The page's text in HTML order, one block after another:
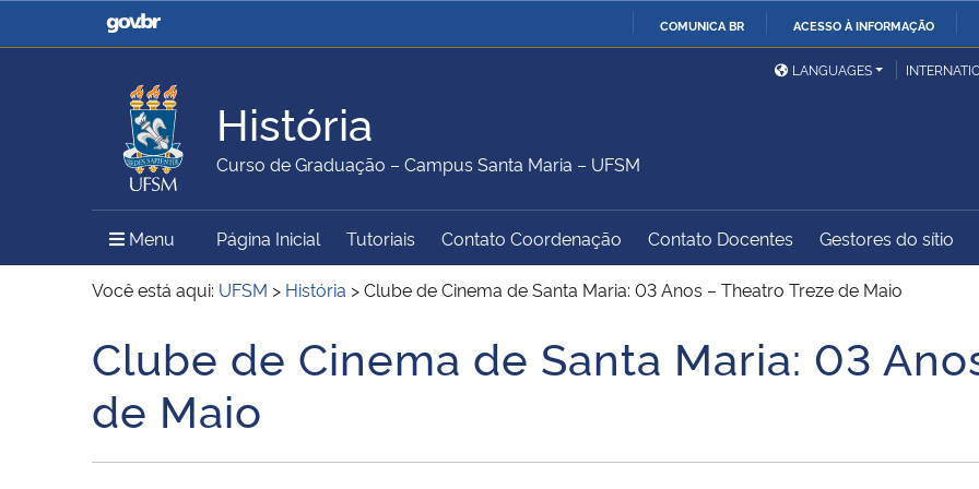
COMUNICA BR ACESSO À INFORMAÇÃO
Casa Civil
Ministério da Justiça e
Ministério da Defesa
Ministério das Relações
Exteriores
Ministério da Agricultura,
Pecuária e Abastecimento
Ministério da Educação
Ministério do Meio Ambiente Ministério do Turismo
Ministério do
Desenvolvimento Regional
Controladoria-Geral da
União
Secretaria de Governo
Gabinete de Segurança
Advocacia-Geral da União Banco Central do Brasil
LANGUAGES
História
Curso de Graduação – Campus Santa Maria – UFSM
Menu Menu Principal do Sítio
Página Inicial Tutoriais Contato Coordenação Contato Docentes Gestores do sítio
Você está aqui: UFSM > História >Clube de Cinema de Santa Maria: 03 Anos – Theatro Treze de Maio
Início do conteúdo
Clube de Cinema de Santa Maria: 03
de Maio